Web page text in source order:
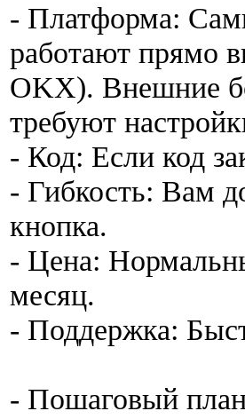
- Платформа:
работают прямо
OKX). Внешние
требуют
- Код: Если код
- Гибкость: Вам
кнопка.
- Цена:
месяц.
- Поддержка:
- Пошаговый